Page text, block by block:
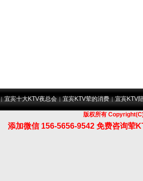
|宜宾十大KTV夜总会 |宜宾KTV荤的消费 |宜宾KTV
版权所有
添加微信 156-5656-9542 免费咨询荤